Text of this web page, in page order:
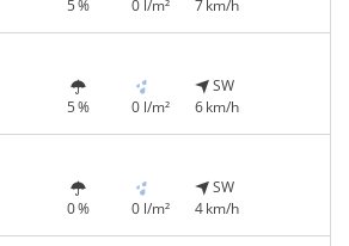
5 % 0 l/m² 7 km/h
5 % 0 l/m²
SW
6 km/h
0 % 0 l/m²
SW
4 km/h